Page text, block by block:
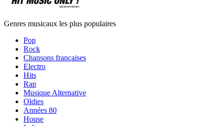
Genres musicaux les plus populaires
Pop
Rock
Chansons françaises
Electro
Hits
Rap
Musique Alternative
Oldies
Années 80
House